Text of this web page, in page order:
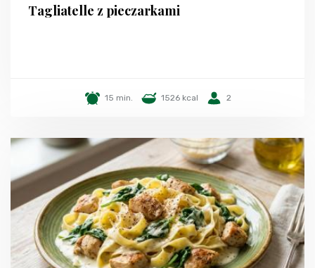
Tagliatelle z pieczarkami
15 min. 1526 kcal 2